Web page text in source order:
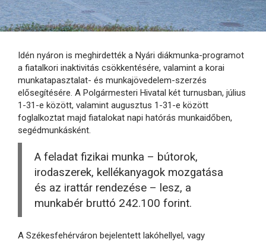
Idén nyáron is meghirdették a Nyári diákmunka-programot
a fiatalkori inaktivitás csökkentésére, valamint a korai
munkatapasztalat- és munkajövedelem-szerzés
elősegítésére. A Polgármesteri Hivatal két turnusban, július
1-31-e között, valamint augusztus 1-31-e között
foglalkoztat majd fiatalokat napi hatórás munkaidőben,
segédmunkásként.
A feladat fizikai munka – bútorok,
irodaszerek, kellékanyagok mozgatása
és az irattár rendezése – lesz, a
munkabér bruttó 242.100 forint.
A Székesfehérváron bejelentett lakóhellyel, vagy